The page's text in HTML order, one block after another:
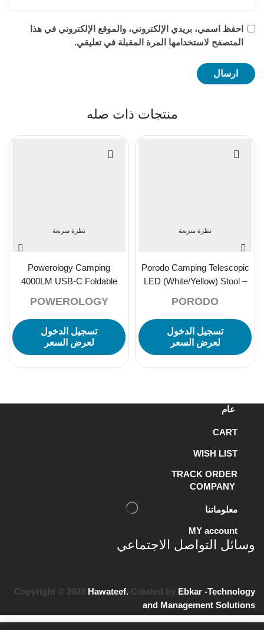
احفظ اسمي، بريدي الإلكتروني، والموقع الإلكتروني في هذا
المتصفح لاستخدامها المرة المقبلة في تعليقي.
منتجات ذات صله
نظرة سريعة
Porodo Camping Telescopic
LED (White/Yellow) Stool –
PORODO
تسجيل الدخول
لعرض السعر
نظرة سريعة
Powerology Camping
4000LM USB-C Foldable
4000mAh – Black
POWEROLOGY
تسجيل الدخول
لعرض السعر
عام
CART
WISH LIST
TRACK ORDER
COMPANY
معلوماتنا
MY account
وسائل التواصل الاجتماعي
Copyright © 2023 Hawateef. Created by Ebkar -Technology
and Management Solutions